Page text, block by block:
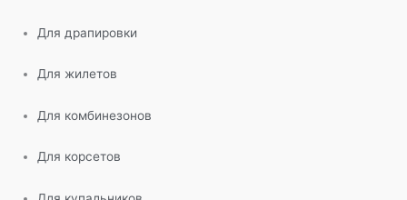
Для драпировки
Для жилетов
Для комбинезонов
Для корсетов